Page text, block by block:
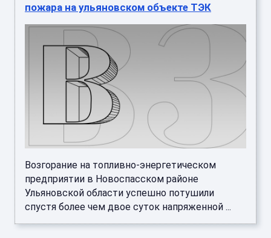
пожара на ульяновском объекте ТЭК
Возгорание на топливно-энергетическом
предприятии в Новоспасском районе
Ульяновской области успешно потушили
спустя более чем двое суток напряженной ...